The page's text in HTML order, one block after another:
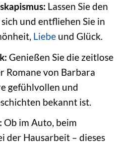
Lassen Sie den
und entfliehen Sie in
Liebeund Glück.
Genießen Sie die zeitlose
Romane von Barbara
gefühlvollen und
bekannt ist.
Ob im Auto, beim
der Hausarbeit – dieses